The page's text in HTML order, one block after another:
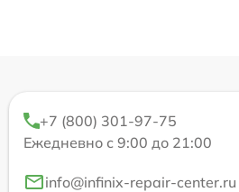
+7 (800) 301-97-75
Ежедневно с 9:00 до 21:00
info@infinix-repair-center.ru